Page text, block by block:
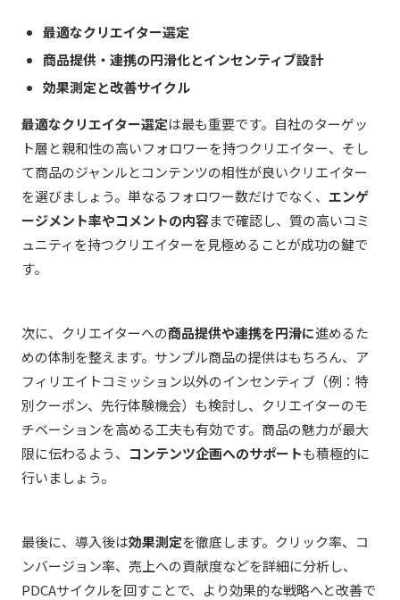
最適なクリエイター選定
商品提供・連携の円滑化とインセンティブ設計
効果測定と改善サイクル
最適なクリエイター選定は最も重要です。自社のターゲッ
ト層と親和性の高いフォロワーを持つクリエイター、そし
て商品のジャンルとコンテンツの相性が良いクリエイター
を選びましょう。単なるフォロワー数だけでなく、 エンゲ
ージメント率やコメントの内容まで確認し、質の高いコミ
ュニティを持つクリエイターを見極めることが成功の鍵で
す。
次に、クリエイターへの商品提供や連携を円滑に進めるた
めの体制を整えます。サンプル商品の提供はもちろん、ア
フィリエイトコミッション以外のインセンティブ（例：特
別クーポン、先行体験機会）も検討し、クリエイターのモ
チベーションを高める工夫も有効です。商品の魅力が最大
限に伝わるよう、 コンテンツ企画へのサポートも積極的に
行いましょう。
最後に、導入後は効果測定を徹底します。クリック率、コ
ンバージョン率、売上への貢献度などを詳細に分析し、
PDCAサイクルを回すことで、より効果的な戦略へと改善で